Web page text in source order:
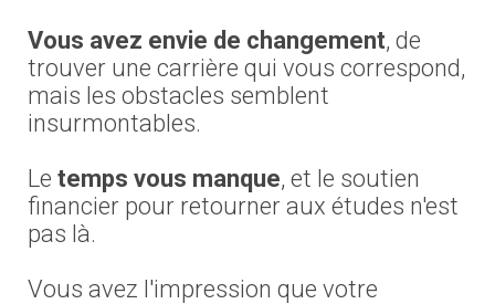
Vous avez envie de changement, de
trouver une carrière qui vous correspond,
mais les obstacles semblent
insurmontables.
Le temps vous manque, et le soutien
financier pour retourner aux études n'est
pas là.
Vous avez l'impression que votre